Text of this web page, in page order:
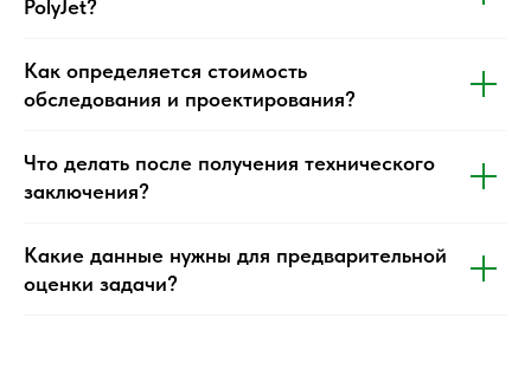
PolyJet?
Как определяется стоимость
обследования и проектирования?
Что делать после получения технического
заключения?
Какие данные нужны для предварительной
оценки задачи?